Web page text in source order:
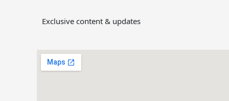
Exclusive content & updates